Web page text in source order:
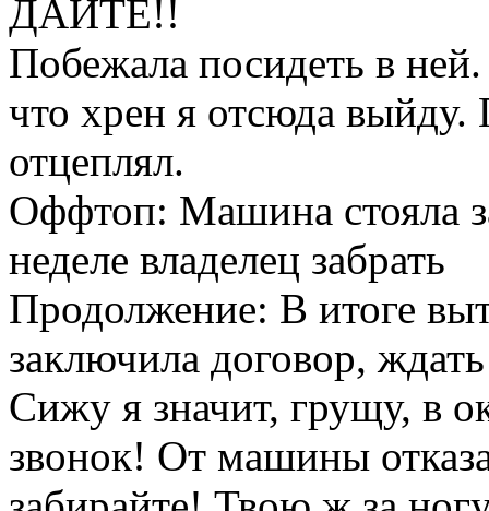
ДАЙТЕ!!
Побежала посидеть в
что хрен я отсюда выйду.
отцеплял.
Оффтоп: Машина стояла
неделе владелец забрать
Продолжение: В итоге
заключила договор,
Сижу я значит, грущу, в
звонок! От машины